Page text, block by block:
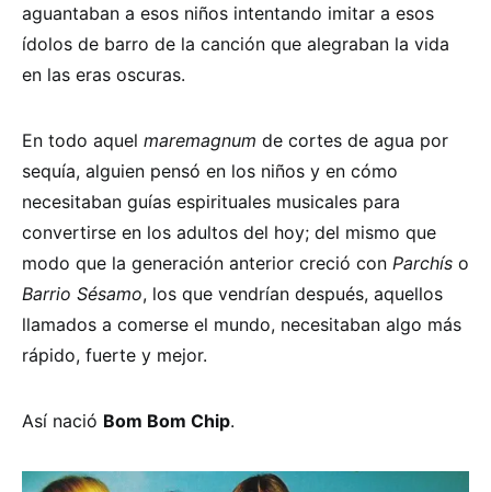
aguantaban a esos niños intentando imitar a esos
ídolos de barro de la canción que alegraban la vida
en las eras oscuras.
En todo aquel maremagnum de cortes de agua por
sequía, alguien pensó en los niños y en cómo
necesitaban guías espirituales musicales para
convertirse en los adultos del hoy; del mismo que
modo que la generación anterior creció con Parchís o
Barrio Sésamo, los que vendrían después, aquellos
llamados a comerse el mundo, necesitaban algo más
rápido, fuerte y mejor.
Así nació Bom Bom Chip.